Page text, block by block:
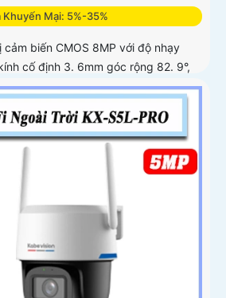
Khuyến Mại: 5%-35%
cảm biến CMOS 8MP với độ nhạy
cố định 3. 6mm góc rộng 82. 9°,
Auto Tracking theo dõi đối tượng